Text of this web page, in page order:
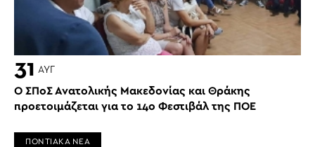
31 ΑΥΓ
Ο ΣΠοΣ Ανατολικής Μακεδονίας και Θράκης
προετοιμάζεται για το 14ο Φεστιβάλ της ΠΟΕ
ΠΟΝΤΙΑΚΑ ΝΕΑ